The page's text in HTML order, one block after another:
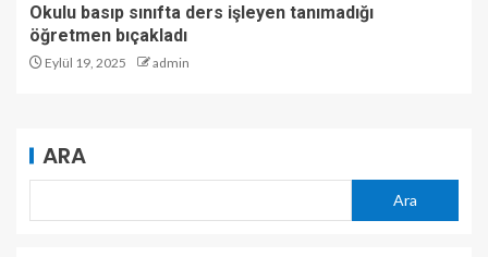
Okulu basıp sınıfta ders işleyen tanımadığı
öğretmen bıçakladı
Eylül 19, 2025 admin
ARA
Ara